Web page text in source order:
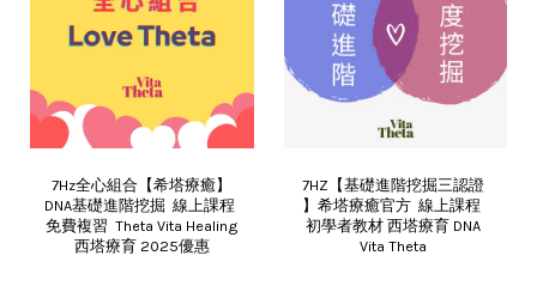
7Hz全心組合【希塔療癒】
DNA基礎進階挖掘  線上課程
免費複習  Theta Vita Healing
西塔療育 2025優惠
7HZ【基礎進階挖掘三認證
】希塔療癒官方  線上課程
初學者教材 西塔療育 DNA
Vita Theta